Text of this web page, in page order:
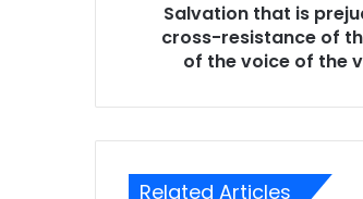
Salvation that is
cross-resistance of
of the voice of the
Related Articles